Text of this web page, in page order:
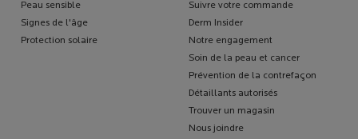
Peau sensible
Signes de l'âge
Protection solaire
Suivre votre commande
Derm Insider
Notre engagement
Soin de la peau et cancer
Prévention de la contrefaçon
Détaillants autorisés
Trouver un magasin
Nous joindre